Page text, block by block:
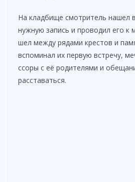
На кладбище смотритель нашел
нужную запись и проводил его к
шел между рядами крестов и
вспоминал их первую встречу,
ссоры с её родителями и
расставаться.